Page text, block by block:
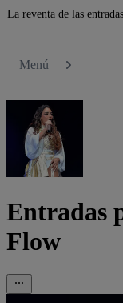
La reventa de las
Menú
Entradas
Flow